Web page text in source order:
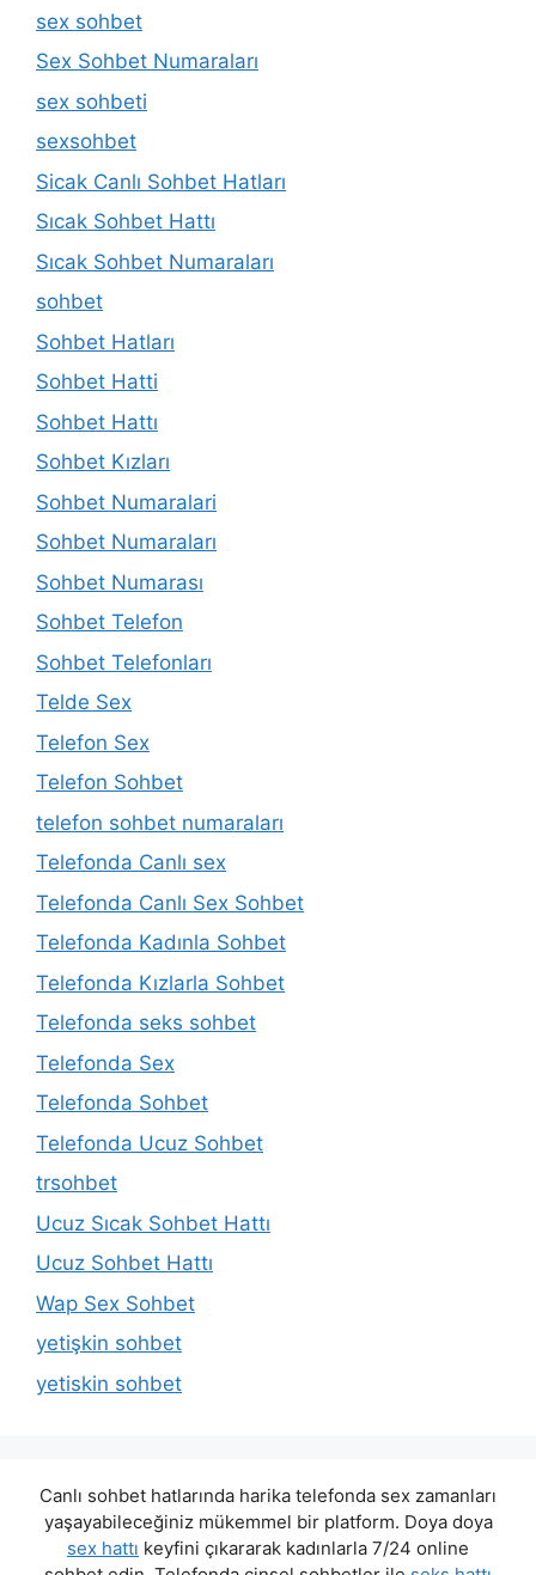
sex sohbet
Sex Sohbet Numaraları
sex sohbeti
sexsohbet
Sicak Canlı Sohbet Hatları
Sıcak Sohbet Hattı
Sıcak Sohbet Numaraları
sohbet
Sohbet Hatları
Sohbet Hatti
Sohbet Hattı
Sohbet Kızları
Sohbet Numaralari
Sohbet Numaraları
Sohbet Numarası
Sohbet Telefon
Sohbet Telefonları
Telde Sex
Telefon Sex
Telefon Sohbet
telefon sohbet numaraları
Telefonda Canlı sex
Telefonda Canlı Sex Sohbet
Telefonda Kadınla Sohbet
Telefonda Kızlarla Sohbet
Telefonda seks sohbet
Telefonda Sex
Telefonda Sohbet
Telefonda Ucuz Sohbet
trsohbet
Ucuz Sıcak Sohbet Hattı
Ucuz Sohbet Hattı
Wap Sex Sohbet
yetişkin sohbet
yetiskin sohbet
Canlı sohbet hatlarında harika telefonda sex zamanları
yaşayabileceğiniz mükemmel bir platform. Doya doya
sex hattı keyfini çıkararak kadınlarla 7/24 online